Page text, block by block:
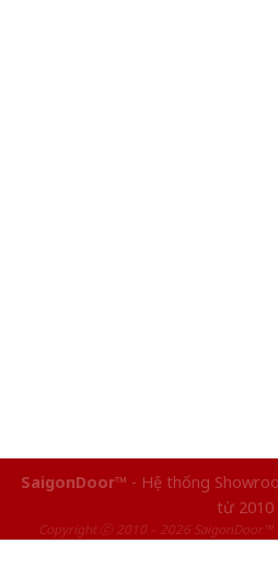
SaigonDoor™ - Hệ thống
từ 2010
Copyright ⓒ 2010 – 2026 SaigonDoor™